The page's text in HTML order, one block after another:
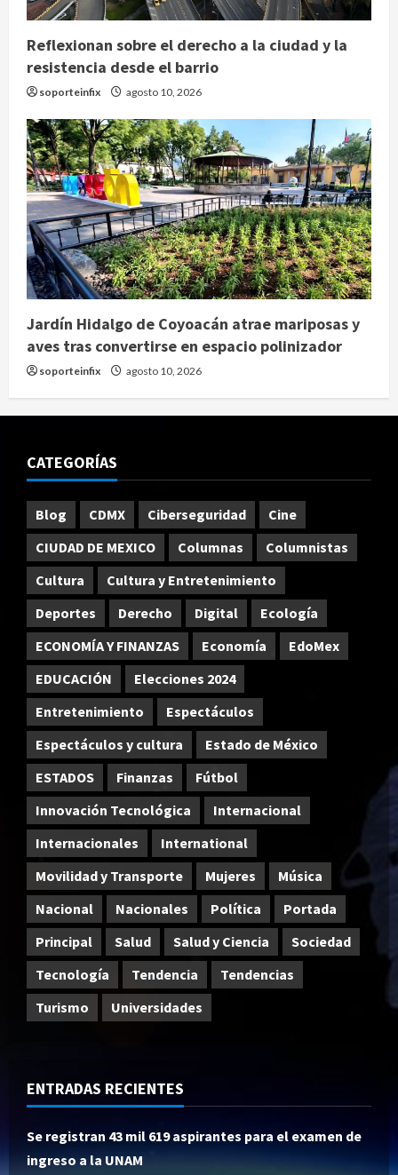
Reflexionan sobre el derecho a la ciudad y la
resistencia desde el barrio
soporteinfix agosto 10, 2026
Jardín Hidalgo de Coyoacán atrae mariposas y
aves tras convertirse en espacio polinizador
soporteinfix agosto 10, 2026
CATEGORÍAS
Blog CDMX Ciberseguridad
Cine
CIUDAD DE MEXICO
Columnas
Columnistas
Cultura
Cultura y Entretenimiento
Deportes
Derecho Digital
Ecología
ECONOMÍA Y FINANZAS
Economía
EdoMex
EDUCACIÓN
Elecciones 2024
Entretenimiento
Espectáculos
Espectáculos y cultura
Estado de México
ESTADOS
Finanzas
Fútbol
Innovación Tecnológica
Internacional
Internacionales
International
Movilidad y Transporte
Mujeres
Música
Nacional
Nacionales Política
Portada
Principal
Salud Salud y Ciencia
Sociedad
Tecnología
Tendencia
Tendencias
Turismo
Universidades
ENTRADAS RECIENTES
Se registran 43 mil 619 aspirantes para el examen de
ingreso a la UNAM